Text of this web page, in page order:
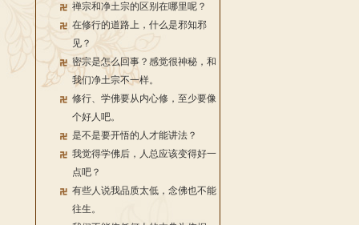
禅宗和净土宗的区别在哪里呢？
在修行的道路上，什么是邪知邪
见？
密宗是怎么回事？感觉很神秘，和
我们净土宗不一样。
修行、学佛要从内心修，至少要像
个好人吧。
是不是要开悟的人才能讲法？
我觉得学佛后，人总应该变得好一
点吧？
有些人说我品质太低，念佛也不能
往生。